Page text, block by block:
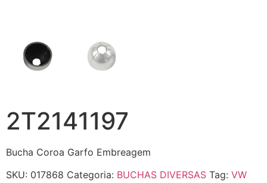
2T2141197
Bucha Coroa Garfo Embreagem
SKU: 017868 Categoria: BUCHAS DIVERSAS Tag: VW